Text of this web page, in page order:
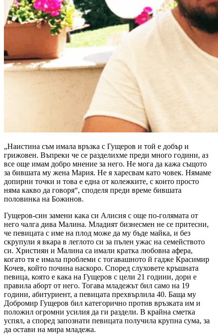
„Наистина съм имала връзка с Гущеров и той е добър и
грижовен. Въпреки че се разделихме преди много години, аз
все още имам добро мнение за него. Не мога да кажа същото
за бившата му жена Мария. Не я харесвам като човек. Нямаме
допирни точки и това е една от колежките, с които просто
няма какво да говоря“, споделя преди време бившата
половинка на Божинов.
Гущеров-син замени кака си Алисия с още по-голямата от
него чалга дива Малина. Младият бизнесмен не се притесни,
че певицата с име на плод може да му бъде майка, и без
скрупули я вкара в леглото си за пълен ужас на семейството
си. Християн и Малина са имали кратка любовна афера,
когато тя е имала проблеми с тогавашното й гадже Красимир
Кочев, който почина наскоро. Според слуховете кръшната
певица, която е кака на Гущеров с цели 21 години, дори е
правила аборт от него. Тогава младежът бил само на 19
години, абитуриент, а певицата прехвърлила 40. Баща му
Добромир Гущеров бил категорично против връзката им и
положил огромни усилия да ги раздели. В крайна сметка
успял, а според запознати певицата получила крупна сума, за
да остави на мира младежа.